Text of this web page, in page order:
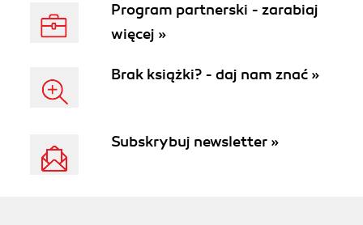
Program partnerski - zarabiaj
więcej »
Brak książki? - daj nam znać »
Subskrybuj newsletter »